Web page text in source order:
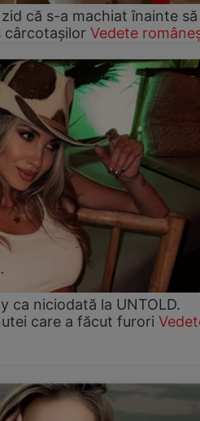
că s-a machiat înainte să
cârcotașilor Vedete
ca niciodată la UNTOLD.
care a făcut furori